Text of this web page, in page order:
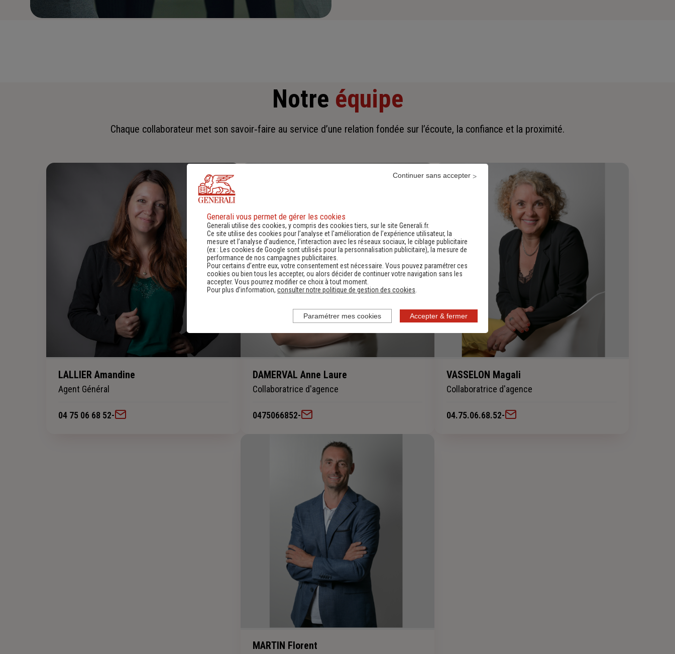
Notre équipe
Chaque collaborateur met son savoir‑faire au service d’une relation fondée sur l’écoute, la confiance et la proximité.
LALLIER Amandine
Agent Général
04 75 06 68 52-
DAMERVAL Anne Laure
Collaboratrice d'agence
0475066852-
VASSELON Magali
Collaboratrice d'agence
04.75.06.68.52-
MARTIN Florent
Generali vous permet de gérer les cookies
Generali utilise des cookies, y compris des cookies tiers, sur le site Generali.fr.
Ce site utilise des cookies pour l’analyse et l'amélioration de l’expérience utilisateur, la
mesure et l’analyse d’audience, l’interaction avec les réseaux sociaux, le ciblage publicitaire
(ex : Les cookies de Google sont utilisés pour la personnalisation publicitaire), la mesure de
performance de nos campagnes publicitaires.
Pour certains d’entre eux, votre consentement est nécessaire. Vous pouvez paramétrer ces
cookies ou bien tous les accepter, ou alors décider de continuer votre navigation sans les
accepter. Vous pourrez modifier ce choix à tout moment.
Pour plus d’information, consulter notre politique de gestion des cookies.
Accepter & fermer
Continuer sans accepter
Paramétrer mes cookies